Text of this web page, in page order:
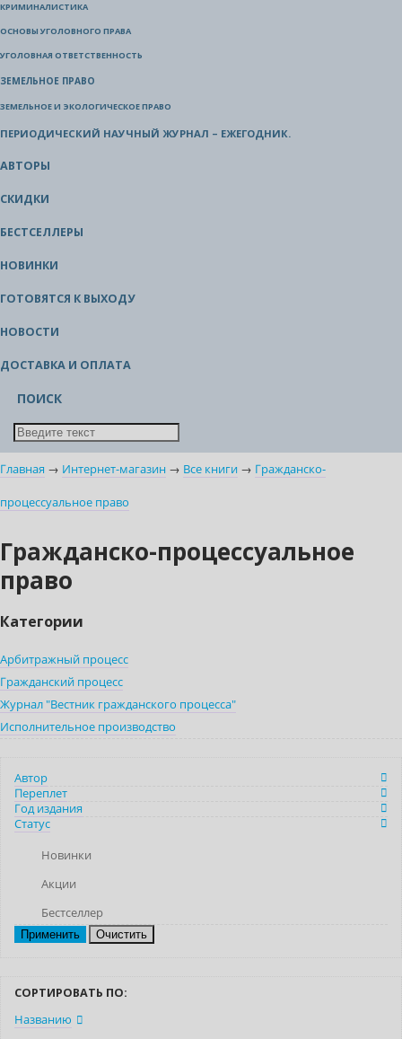
КРИМИНАЛИСТИКА
ОСНОВЫ УГОЛОВНОГО ПРАВА
УГОЛОВНАЯ ОТВЕТСТВЕННОСТЬ
ЗЕМЕЛЬНОЕ ПРАВО
ЗЕМЕЛЬНОЕ И ЭКОЛОГИЧЕСКОЕ ПРАВО
ПЕРИОДИЧЕСКИЙ НАУЧНЫЙ ЖУРНАЛ – ЕЖЕГОДНИК.
АВТОРЫ
СКИДКИ
БЕСТСЕЛЛЕРЫ
НОВИНКИ
ГОТОВЯТСЯ К ВЫХОДУ
НОВОСТИ
ДОСТАВКА И ОПЛАТА
ПОИСК
Главная → Интернет-магазин → Все книги → Гражданско-
процессуальное право
Гражданско-процессуальное
право
Категории
Арбитражный процесс
Гражданский процесс
Журнал "Вестник гражданского процесса"
Исполнительное производство
Автор
Переплет
Год издания
Статус
Новинки
Акции
Бестселлер
Очистить
СОРТИРОВАТЬ ПО:
Названию